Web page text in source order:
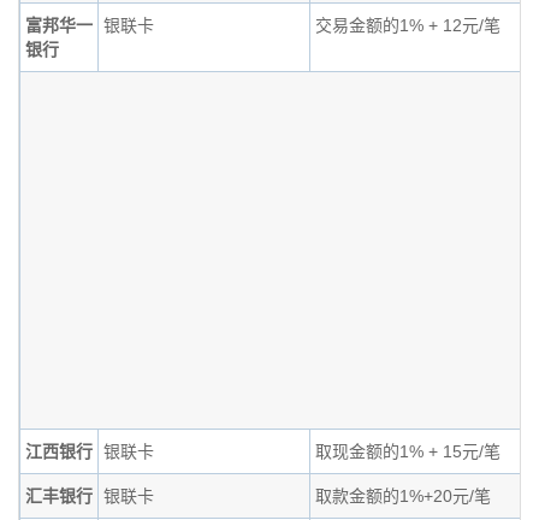
富邦华一
银行
银联卡 交易金额的1% + 12元/笔
江西银行 银联卡 取现金额的1% + 15元/笔
汇丰银行 银联卡 取款金额的1%+20元/笔